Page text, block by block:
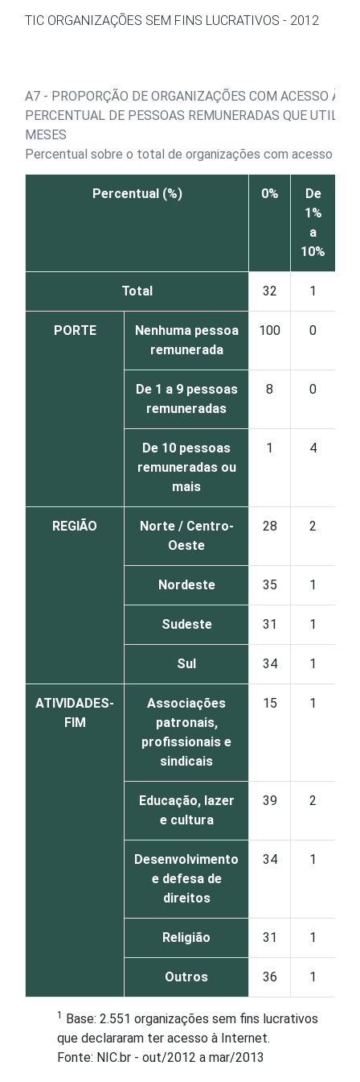
TIC ORGANIZAÇÕES SEM FINS LUCRATIVOS - 2012
A7 - PROPORÇÃO DE ORGANIZAÇÕES COM ACESSO À
PERCENTUAL DE PESSOAS REMUNERADAS QUE
MESES
Percentual sobre o total de organizações com acesso à
Percentual (%) 0%
De
1%
a
10%
Total 32 1
PORTE
Nenhuma pessoa
remunerada
100 0
De 1 a 9 pessoas
remuneradas
8 0
De 10 pessoas
remuneradas ou
mais
1 4
REGIÃO
Norte / Centro-
Oeste
28 2
Nordeste 35 1
Sudeste 31 1
Sul 34 1
ATIVIDADES-
FIM
Associações
patronais,
profissionais e
sindicais
15 1
Educação, lazer
e cultura
39 2
Desenvolvimento
e defesa de
direitos
34 1
Religião 31 1
Outros 36 1
1 Base: 2.551 organizações sem fins lucrativos
que declararam ter acesso à Internet.
Fonte: NIC.br - out/2012 a mar/2013